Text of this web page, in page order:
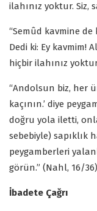
ilahınız yoktur. Siz,
“Semûd kavmine de
Dedi ki: Ey kavmim!
hiçbir ilahınız
“Andolsun biz, her
kaçının.’ diye
doğru yola iletti,
sebebiyle) sapıklık
peygamberleri
görün.” (Nahl, 16/36)
İbadete Çağrı